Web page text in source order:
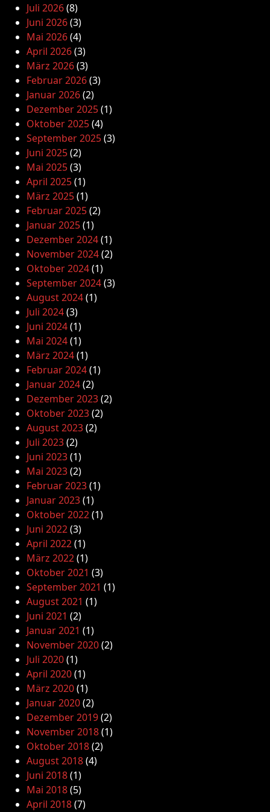
Juli 2026(8)
Juni 2026(3)
Mai 2026(4)
April 2026(3)
März 2026(3)
Februar 2026(3)
Januar 2026(2)
Dezember 2025(1)
Oktober 2025(4)
September 2025(3)
Juni 2025(2)
Mai 2025(3)
April 2025(1)
März 2025(1)
Februar 2025(2)
Januar 2025(1)
Dezember 2024(1)
November 2024(2)
Oktober 2024(1)
September 2024(3)
August 2024(1)
Juli 2024(3)
Juni 2024(1)
Mai 2024(1)
März 2024(1)
Februar 2024(1)
Januar 2024(2)
Dezember 2023(2)
Oktober 2023(2)
August 2023(2)
Juli 2023(2)
Juni 2023(1)
Mai 2023(2)
Februar 2023(1)
Januar 2023(1)
Oktober 2022(1)
Juni 2022(3)
April 2022(1)
März 2022(1)
Oktober 2021 (3)
September 2021 (1)
August 2021 (1)
Juni 2021 (2)
Januar 2021 (1)
November 2020(2)
Juli 2020(1)
April 2020(1)
März 2020(1)
Januar 2020(2)
Dezember 2019(2)
November 2018(1)
Oktober 2018(2)
August 2018(4)
Juni 2018(1)
Mai 2018(5)
April 2018(7)